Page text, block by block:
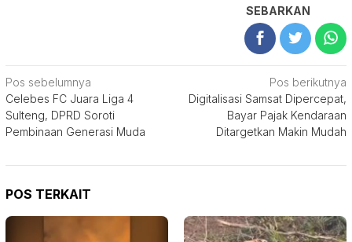
SEBARKAN
Navigasi
pos
Pos sebelumnya
Celebes FC Juara Liga 4
Sulteng, DPRD Soroti
Pembinaan Generasi Muda
Pos berikutnya
Digitalisasi Samsat Dipercepat,
Bayar Pajak Kendaraan
Ditargetkan Makin Mudah
POS TERKAIT